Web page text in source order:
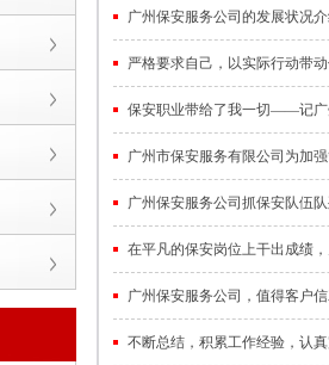
广州保安服务公司的发展状况
严格要求自己，以实际行动带
保安职业带给了我一切——记广
广州市保安服务有限公司为加
广州保安服务公司抓保安队伍
在平凡的保安岗位上干出成绩
广州保安服务公司，值得客户
不断总结，积累工作经验，认